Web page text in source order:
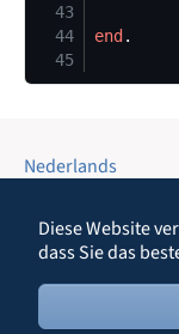
Diese Website
dass Sie das
43
44
end
45
Nederlands
Deutsch
Dansk
Copyright © 2003-